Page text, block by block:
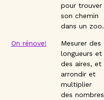
pour trouver
son chemin
dans un zoo.
On rénove!
Mesurer des
longueurs et
des aires, et
arrondir et
multiplier
des nombres